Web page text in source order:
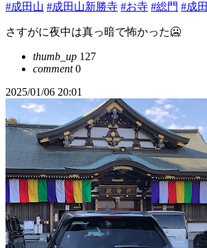
#成田山 #成田山新勝寺 #お寺 #総門 #成田
さすがに夜中は真っ暗で怖かった🥶
thumb_up 127
comment0
2025/01/06 20:01